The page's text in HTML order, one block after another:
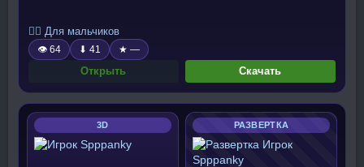
🧍‍♂️ Для мальчиков
👁 64 ⬇ 41 ★ —
Открыть Скачать
3D РАЗВЕРТКА